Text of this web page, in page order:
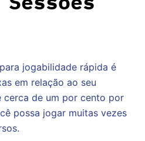
jogabilidade rápida é
em relação ao seu
de um por cento por
possa jogar muitas vezes